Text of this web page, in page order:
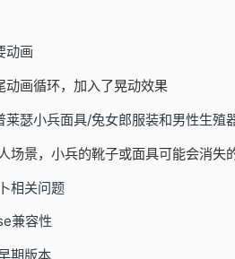
动画
画循环，加入了晃动效果
瑟小兵面具/兔女郎服装和男性生殖
场景，小兵的靴子或面具可能会消失
相关问题
兼容性
期版本